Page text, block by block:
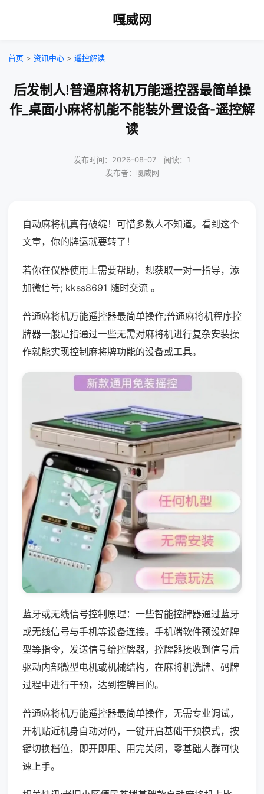
嘎威网
首页 > 资讯中心 > 遥控解读
后发制人!普通麻将机万能遥控器最简单操
作_桌面小麻将机能不能装外置设备-遥控解
读
发布时间：2026-08-07｜阅读：1
发布者：嘎威网
自动麻将机真有破绽！可惜多数人不知道。看到这个
文章，你的牌运就要转了！
若你在仪器使用上需要帮助，想获取一对一指导，添
加微信号; kkss8691 随时交流 。
普通麻将机万能遥控器最简单操作;普通麻将机程序控
牌器一般是指通过一些无需对麻将机进行复杂安装操
作就能实现控制麻将牌功能的设备或工具。
蓝牙或无线信号控制原理：一些智能控牌器通过蓝牙
或无线信号与手机等设备连接。手机端软件预设好牌
型等指令，发送信号给控牌器，控牌器接收到信号后
驱动内部微型电机或机械结构，在麻将机洗牌、码牌
过程中进行干预，达到控牌目的。
普通麻将机万能遥控器最简单操作，无需专业调试，
开机贴近机身自动对码，一键开启基础干预模式，按
键切换档位，即开即用、用完关闭，零基础人群可快
速上手。